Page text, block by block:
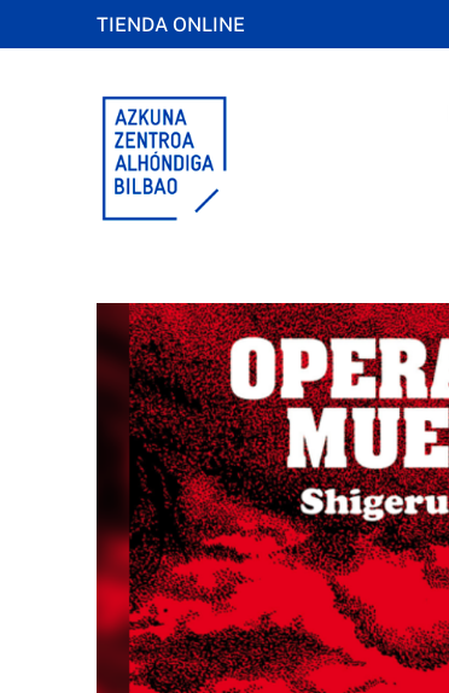
TIENDA ONLINE